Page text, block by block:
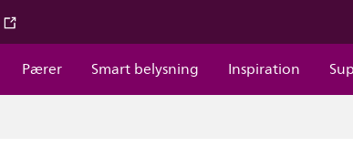
Pærer Smart belysning Inspiration